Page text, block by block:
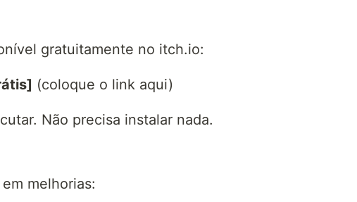
gratuitamente no itch.io:
(coloque o link aqui)
Não precisa instalar nada.
melhorias: